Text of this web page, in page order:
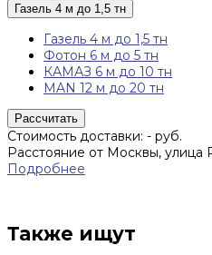
Газель 4 м до 1,5 тн
Газель 4 м до 1,5 тн
Фотон 6 м до 5 тн
КАМАЗ 6 м до 10 тн
MAN 12 м до 20 тн
Рассчитать
Стоимость доставки: - руб.
Расстояние от Москвы, улица
Подробнее
Также ищут